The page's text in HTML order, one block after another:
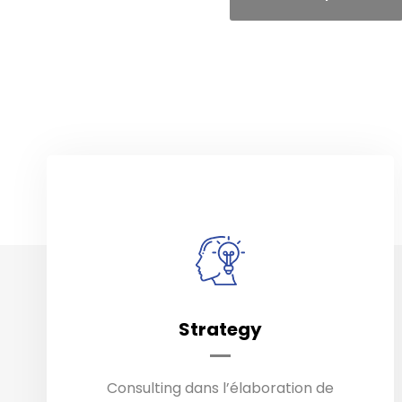
Strategy
Consulting dans l’élaboration de
Concurrence / Marché /
Retroplanning / plan d’action (B2B,
B2C)